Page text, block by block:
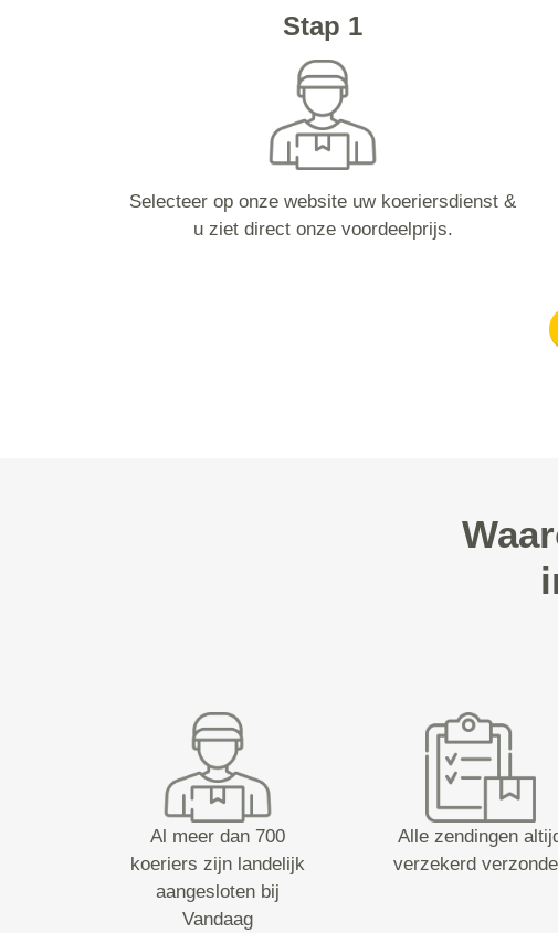
Stap 1
Selecteer op onze website uw koeriersdienst &
u ziet direct onze voordeelprijs.
Al meer dan 700
koeriers zijn landelijk
aangesloten bij
Vandaag
Alle zendingen
verzekerd